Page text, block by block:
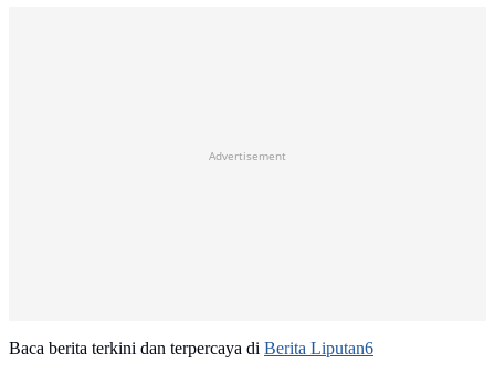
Advertisement
Baca berita terkini dan terpercaya di Berita Liputan6